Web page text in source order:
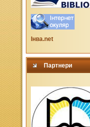
Інва.net
Партнери